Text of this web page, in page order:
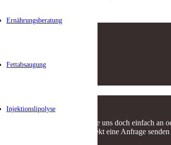
Ernährungsberatung
Fettabsaugung
Injektionslipolyse
auf!
und kompetent! Rufen Sie uns doch einfach
können Sie hier direkt eine Anfrage